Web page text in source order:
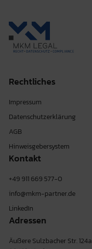
Rechtliches
Impressum
Datenschutzerklärung
AGB
Hinweisgebersystem
Kontakt
+49 911 669 577-0
info@mkm-partner.de
LinkedIn
Adressen
Äußere Sulzbacher Str. 124a